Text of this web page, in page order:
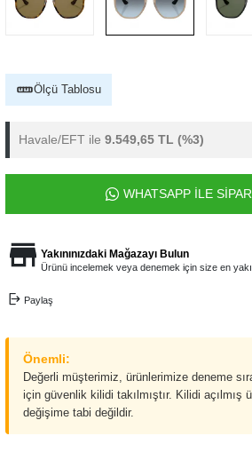
Ölçü Tablosu
Havale/EFT ile 9.549,65 TL (%3)
WHATSAPP İLE
Yakınınızdaki Mağazayı Bulun
Ürünü incelemek veya denemek için size en
Paylaş
Önemli:
Değerli müşterimiz, ürünlerimize deneme
için güvenlik kilidi takılmıştır. Kilidi açılmış
değişime tabi değildir.